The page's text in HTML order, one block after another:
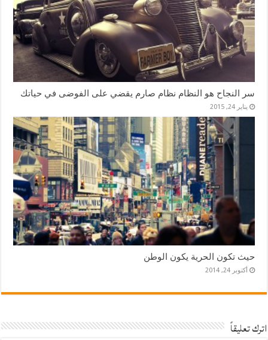
سر النجاح هو النظام نظام صارم يقضي على الفوضى في حياتك
يناير 24, 2015
حيث تكون الحرية يكون الوطن
أكتوبر 24, 2014
اترك تعليقاً